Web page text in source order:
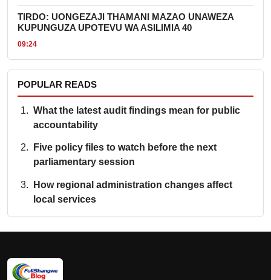
TIRDO: UONGEZAJI THAMANI MAZAO UNAWEZA
KUPUNGUZA UPOTEVU WA ASILIMIA 40
09:24
POPULAR READS
What the latest audit findings mean for public
accountability
Five policy files to watch before the next
parliamentary session
How regional administration changes affect
local services